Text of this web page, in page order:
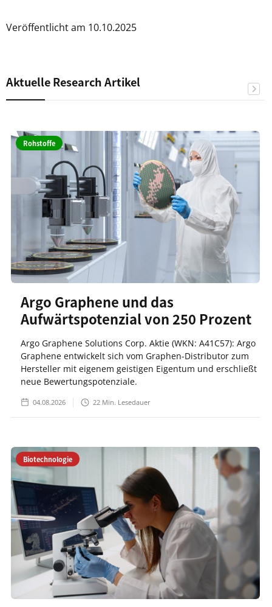
Veröffentlicht am 10.10.2025
Aktuelle Research Artikel
Rohstoffe
Argo Graphene und das
Aufwärtspotenzial von 250 Prozent
Argo Graphene Solutions Corp. Aktie (WKN: A41C57): Argo
Graphene entwickelt sich vom Graphen-Distributor zum
Hersteller mit eigenem geistigen Eigentum und erschließt
neue Bewertungspotenziale.
04.08.2026 22 Min. Lesedauer
Biotechnologie